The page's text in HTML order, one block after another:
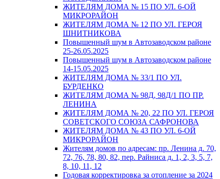
ЖИТЕЛЯМ ДОМА № 15 ПО УЛ. 6-ОЙ
МИКРОРАЙОН
ЖИТЕЛЯМ ДОМА № 12 ПО УЛ. ГЕРОЯ
ШНИТНИКОВА
Повышенный шум в Автозаводском районе
25-26.05.2025
Повышенный шум в Автозаводском районе
14-15.05.2025
ЖИТЕЛЯМ ДОМА № 33/1 ПО УЛ.
БУРДЕНКО
ЖИТЕЛЯМ ДОМА № 98Д, 98Д/1 ПО ПР.
ЛЕНИНА
ЖИТЕЛЯМ ДОМА № 20, 22 ПО УЛ. ГЕРОЯ
СОВЕТСКОГО СОЮЗА САФРОНОВА
ЖИТЕЛЯМ ДОМА № 43 ПО УЛ. 6-ОЙ
МИКРОРАЙОН
Жителям домов по адресам: пр. Ленина д. 70,
72, 76, 78, 80, 82, пер. Райниса д. 1, 2, 3, 5, 7,
8, 10, 11, 12
Годовая корректировка за отопление за 2024